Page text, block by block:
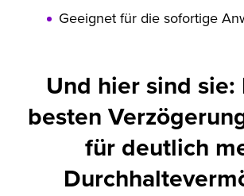
Geeignet für die sofortige
Und hier sind sie:
besten
für deutlich